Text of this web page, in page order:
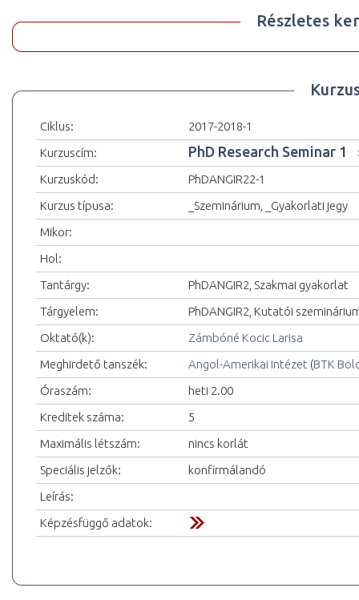
Részletes
Ciklus:
2017-2018-1
Kurzuscím:
PhD Research Seminar 1
Kurzuskód:
PhDANGIR22-1
Kurzus típusa:
_Szeminárium, _Gyakorlati jegy
Mikor:
Hol:
Tantárgy:
PhDANGIR2, Szakmai gyakorlat
Tárgyelem:
PhDANGIR2, Kutatói
Oktató(k):
Zámbóné Kocic Larisa
Meghirdető tanszék:
Angol-Amerikai Intézet (BTK
Óraszám:
heti 2.00
Kreditek száma:
5
Maximális létszám:
nincs korlát
Speciális jelzők:
konfirmálandó
Leírás:
Képzésfüggő adatok: